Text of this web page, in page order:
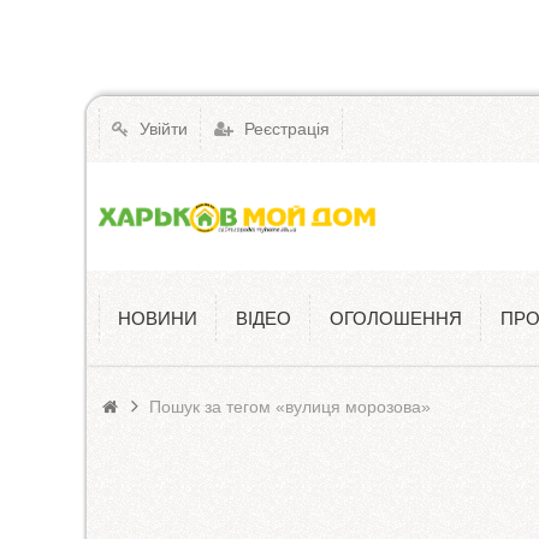
Увійти Реєстрація
НОВИНИ ВІДЕО ОГОЛОШЕННЯ
Пошук за тегом «вулиця морозова»